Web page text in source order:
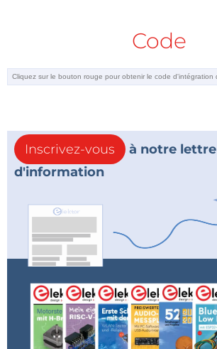
Code
Inscrivez-vous
à notre lettre
d'information